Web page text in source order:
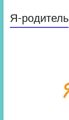
Я-родитель